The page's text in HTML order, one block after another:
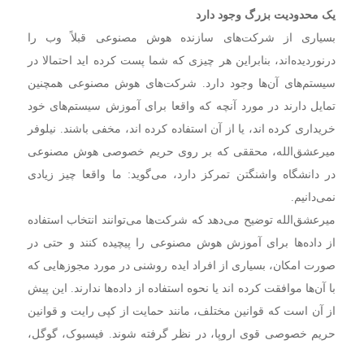
یک محدودیت بزرگ وجود دارد
بسیاری از شرکت‌های سازنده هوش مصنوعی قبلاً وب را
درنوردیده‌اند، بنابراین هر چیزی که شما پست کرده اید احتمالا در
سیستم‌های آن‌ها وجود دارد. شرکت‌های هوش مصنوعی همچنین
تمایل دارند در مورد آنچه که واقعا برای آموزش سیستم‌های خود
خریداری کرده اند، یا از آن استفاده کرده اند، مخفی باشند. نیلوفر
میرعشق‌الله، محققی که بر روی حریم خصوصی هوش مصنوعی
در دانشگاه واشنگتن تمرکز دارد، می‌گوید: ما واقعا چیز زیادی
نمی‌دانیم.
میرعشق‌الله توضیح می‌دهد که شرکت‌ها می‌توانند انتخاب استفاده
از داده‌ها برای آموزش هوش مصنوعی را پیچیده کنند و حتی در
صورت امکان، بسیاری از افراد ایده روشنی در مورد مجوز‌هایی که
با آن‌ها موافقت کرده اند یا نحوه استفاده از داده‌ها ندارند. این پیش
از آن است که قوانین مختلف، مانند حمایت از کپی رایت و قوانین
حریم خصوصی قوی اروپا، در نظر گرفته شوند. فیسبوک، گوگل،